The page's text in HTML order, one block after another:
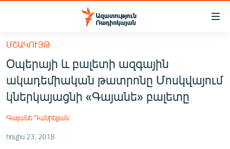
Մատչելիության
հիմնական
բովանդակությանը
Անցնել
հիմնական
մենյուին
ՀԱՅԱՍՏԱՆ
ՔԱՂԱՔԱԿԱՆ
ՄՇԱԿՈՒՅԹ
Օպերայի և բալետի ազգային
ակադեմիական թատրոնը Մոսկվայում
կներկայացնի «Գայանե» բալետը
Գայանե Դանիելյան
հուլիս 23, 2018